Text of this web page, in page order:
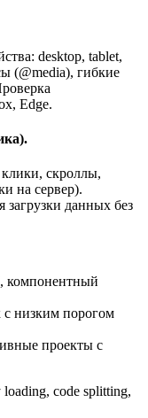
desktop, tablet,
(@media), гибкие
Edge.
клики, скроллы,
на сервер).
данных без
компонентный
низким порогом
проекты с
code splitting,